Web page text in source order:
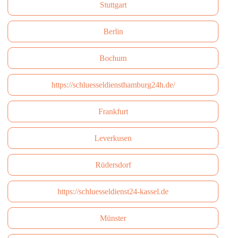
Stuttgart
Berlin
Bochum
https://schluesseldiensthamburg24h.de/
Frankfurt
Leverkusen
Rüdersdorf
https://schluesseldienst24-kassel.de
Münster